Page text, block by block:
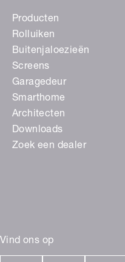
Vind ons op
Producten
Rolluiken
Buitenjaloezieën
Screens
Garagedeur
Smarthome
Architecten
Downloads
Zoek een dealer